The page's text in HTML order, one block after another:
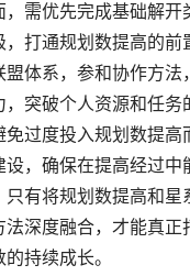
需优先完成基础解开
，打通规划数提高的前
盟体系，参和协作方法
突破个人资源和任务
免过度投入规划数提高
设，确保在提高经过中
只有将规划数提高和星
深度融合，才能真正
持续成长。